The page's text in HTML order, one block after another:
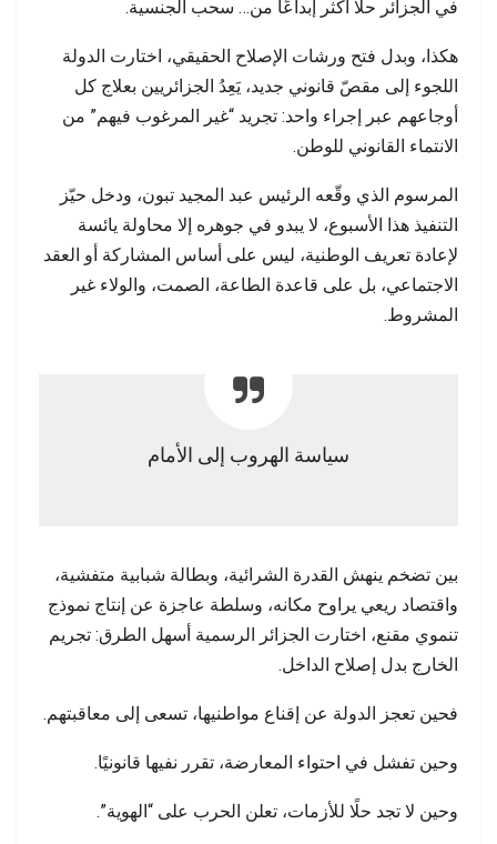
في الجزائر حلًا أكثر إبداعًا من… سحب الجنسية.
هكذا، وبدل فتح ورشات الإصلاح الحقيقي، اختارت الدولة
اللجوء إلى مقصّ قانوني جديد، يَعِدُ الجزائريين بعلاج كل
أوجاعهم عبر إجراء واحد: تجريد “غير المرغوب فيهم” من
الانتماء القانوني للوطن.
المرسوم الذي وقّعه الرئيس عبد المجيد تبون، ودخل حيّز
التنفيذ هذا الأسبوع، لا يبدو في جوهره إلا محاولة يائسة
لإعادة تعريف الوطنية، ليس على أساس المشاركة أو العقد
الاجتماعي، بل على قاعدة الطاعة، الصمت، والولاء غير
المشروط.
سياسة الهروب إلى الأمام
بين تضخم ينهش القدرة الشرائية، وبطالة شبابية متفشية،
واقتصاد ريعي يراوح مكانه، وسلطة عاجزة عن إنتاج نموذج
تنموي مقنع، اختارت الجزائر الرسمية أسهل الطرق: تجريم
الخارج بدل إصلاح الداخل.
فحين تعجز الدولة عن إقناع مواطنيها، تسعى إلى معاقبتهم.
وحين تفشل في احتواء المعارضة، تقرر نفيها قانونيًا.
وحين لا تجد حلًا للأزمات، تعلن الحرب على “الهوية”.